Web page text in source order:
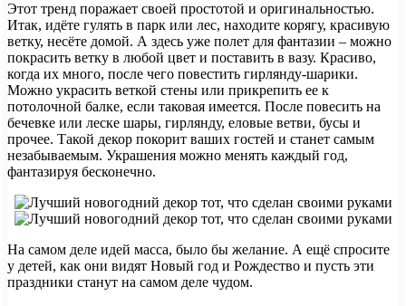
Этот тренд поражает своей простотой и оригинальностью.
Итак, идёте гулять в парк или лес, находите корягу, красивую
ветку, несёте домой. А здесь уже полет для фантазии – можно
покрасить ветку в любой цвет и поставить в вазу. Красиво,
когда их много, после чего повестить гирлянду-шарики.
Можно украсить веткой стены или прикрепить ее к
потолочной балке, если таковая имеется. После повесить на
бечевке или леске шары, гирлянду, еловые ветви, бусы и
прочее. Такой декор покорит ваших гостей и станет самым
незабываемым. Украшения можно менять каждый год,
фантазируя бесконечно.
На самом деле идей масса, было бы желание. А ещё спросите
у детей, как они видят Новый год и Рождество и пусть эти
праздники станут на самом деле чудом.